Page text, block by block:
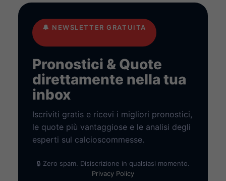
🔔 NEWSLETTER GRATUITA
Pronostici & Quote
direttamente nella tua
inbox
Iscriviti gratis e ricevi i migliori pronostici,
le quote più vantaggiose e le analisi degli
esperti sul calcioscommesse.
🔒 Zero spam. Disiscrizione in qualsiasi momento.
Privacy Policy